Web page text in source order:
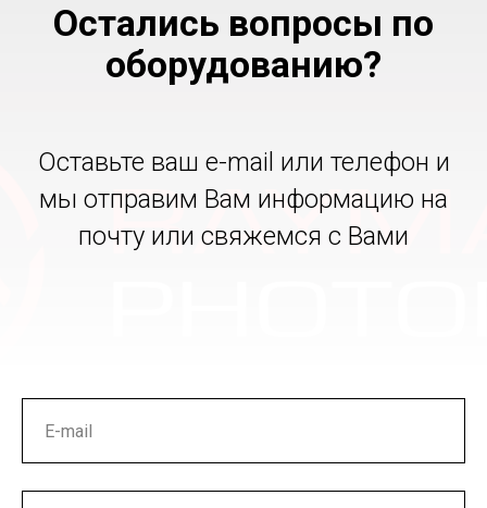
Остались вопросы по
оборудованию?
Оставьте ваш e-mail или телефон и
мы отправим Вам информацию на
почту или свяжемся с Вами